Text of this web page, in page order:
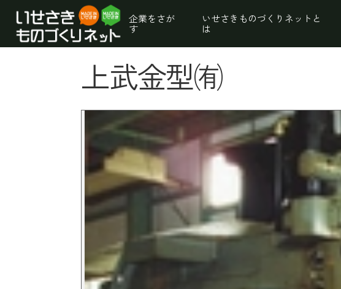
企業をさが
す
いせさきものづくりネットと
は
上武金型㈲